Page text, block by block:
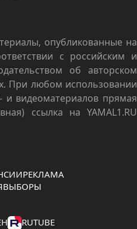
опубликованные на
с российским и
об авторском
При любом использовании
и видеоматериалов прямая
ссылка на YAMAL1.RU
РЕКЛАМА
ВЫБОРЫ
RUTUBE